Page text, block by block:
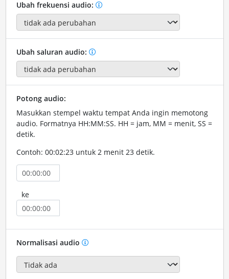
Ubah frekuensi audio:
Ubah saluran audio:
Potong audio:
Masukkan stempel waktu tempat Anda ingin memotong
audio. Formatnya HH:MM:SS. HH = jam, MM = menit, SS =
detik.
Contoh: 00:02:23 untuk 2 menit 23 detik.
ke
Normalisasi audio